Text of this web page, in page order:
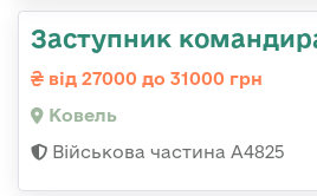
Заступник
від 27000 до 31000 грн
Ковель
Військова частина А4825